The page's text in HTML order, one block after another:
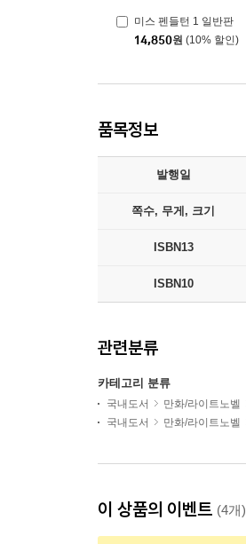
미스 펜들턴 1 일반판
14,850원 (10% 할인)
품목정보
발행일
쪽수, 무게, 크기
ISBN13
ISBN10
관련분류
카테고리 분류
국내도서 만화/라이트노벨
국내도서
만화/라이트노벨
이 상품의 이벤트 (4개)